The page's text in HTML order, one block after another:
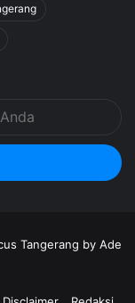
Tangerang by Ade